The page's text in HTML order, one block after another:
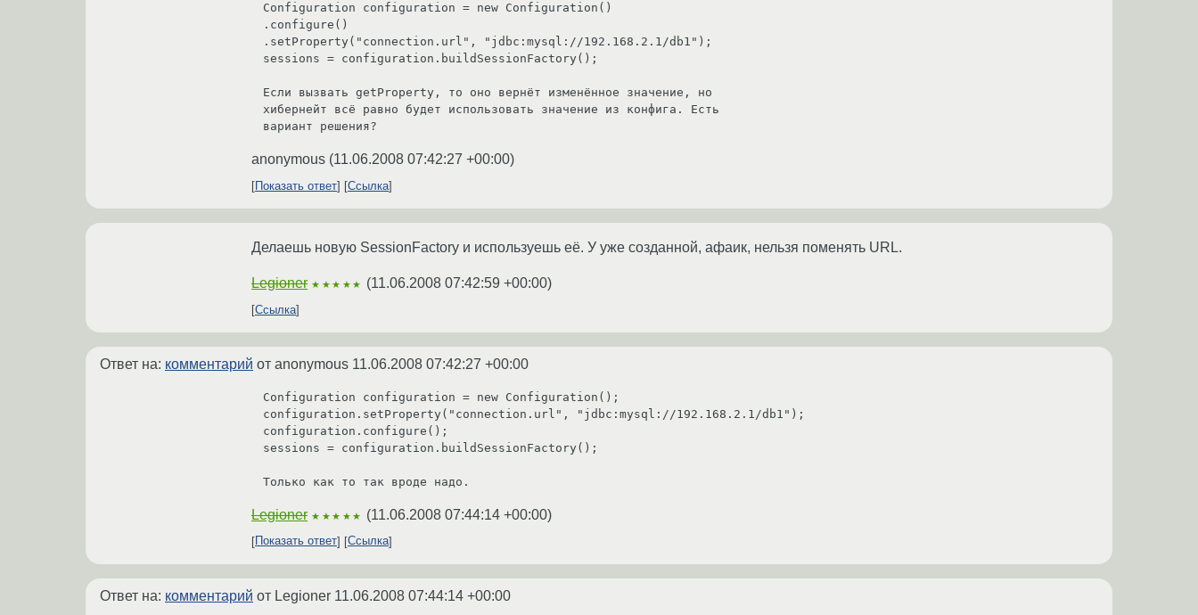
Configuration configuration = new Configuration()
.configure()
.setProperty("connection.url", "jdbc:mysql://192.168.2.1/db1");
sessions = configuration.buildSessionFactory();
Если вызвать getProperty, то оно вернёт изменённое значение, но
хибернейт всё равно будет использовать значение из конфига. Есть
вариант решения?
anonymous (11.06.2008 07:42:27 +00:00)
Показать ответ Ссылка
Делаешь новую SessionFactory и используешь её. У уже созданной, афаик, нельзя поменять URL.
Legioner ★★★★★ (11.06.2008 07:42:59 +00:00)
Ссылка
Ответ на: комментарий от anonymous 11.06.2008 07:42:27 +00:00
Configuration configuration = new Configuration();
configuration.setProperty("connection.url", "jdbc:mysql://192.168.2.1/db1");
configuration.configure();
sessions = configuration.buildSessionFactory();
Только как то так вроде надо.
Legioner ★★★★★ (11.06.2008 07:44:14 +00:00)
Показать ответ Ссылка
Ответ на: комментарий от Legioner 11.06.2008 07:44:14 +00:00